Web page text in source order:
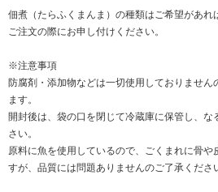
佃煮（たらふくまんま）の種類はご希望があれ
ご注文の際にお申し付けください。
※注意事項
防腐剤・添加物などは一切使用しておりません
ます。
開封後は、袋の口を閉じて冷蔵庫に保管し、
さい。
原料に魚を使用しているので、ごくまれに骨や
すが、品質には問題ありませんのご了承くださ